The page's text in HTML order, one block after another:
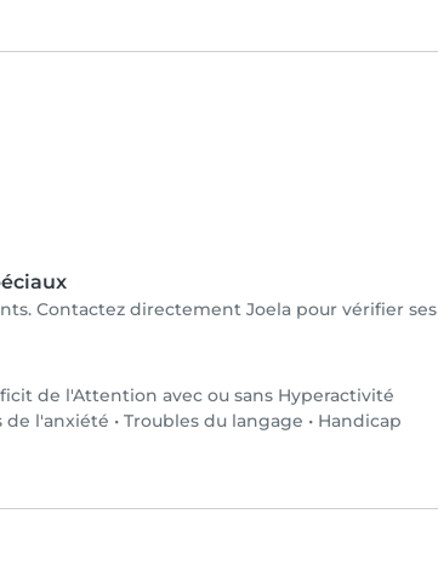
Contactez directement Joela pour vérifier ses
de l'Attention avec ou sans Hyperactivité
de l'anxiété • Troubles du langage • Handicap